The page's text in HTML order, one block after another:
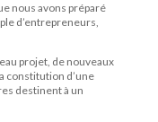
nous avons préparé
d’entrepreneurs,
projet, de nouveaux
constitution d’une
destinent à un